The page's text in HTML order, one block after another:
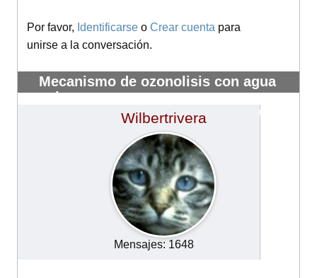
Por favor, Identificarse o Crear cuenta para
unirse a la conversación.
Mecanismo de ozonolisis con agua
oxigena
#12094
Wilbertrivera
Mensajes: 1648